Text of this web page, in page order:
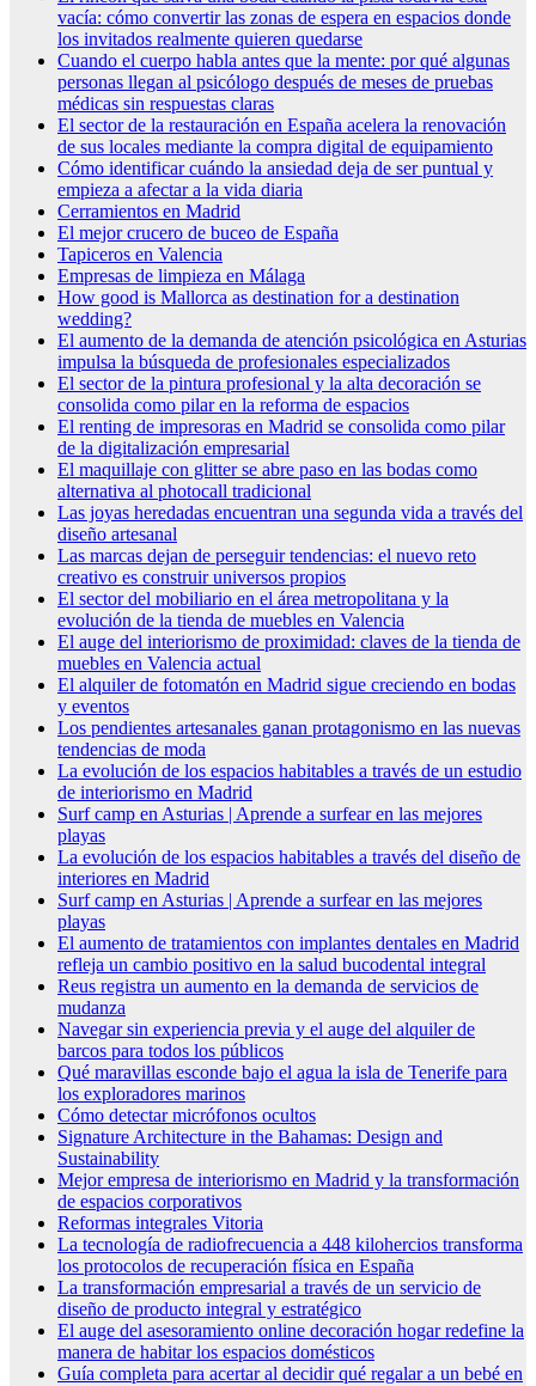
vacía: cómo convertir las zonas de espera en espacios donde
los invitados realmente quieren quedarse
Cuando el cuerpo habla antes que la mente: por qué algunas
personas llegan al psicólogo después de meses de pruebas
médicas sin respuestas claras
El sector de la restauración en España acelera la renovación
de sus locales mediante la compra digital de equipamiento
Cómo identificar cuándo la ansiedad deja de ser puntual y
empieza a afectar a la vida diaria
Cerramientos en Madrid
El mejor crucero de buceo de España
Tapiceros en Valencia
Empresas de limpieza en Málaga
How good is Mallorca as destination for a destination
wedding?
El aumento de la demanda de atención psicológica en Asturias
impulsa la búsqueda de profesionales especializados
El sector de la pintura profesional y la alta decoración se
consolida como pilar en la reforma de espacios
El renting de impresoras en Madrid se consolida como pilar
de la digitalización empresarial
El maquillaje con glitter se abre paso en las bodas como
alternativa al photocall tradicional
Las joyas heredadas encuentran una segunda vida a través del
diseño artesanal
Las marcas dejan de perseguir tendencias: el nuevo reto
creativo es construir universos propios
El sector del mobiliario en el área metropolitana y la
evolución de la tienda de muebles en Valencia
El auge del interiorismo de proximidad: claves de la tienda de
muebles en Valencia actual
El alquiler de fotomatón en Madrid sigue creciendo en bodas
y eventos
Los pendientes artesanales ganan protagonismo en las nuevas
tendencias de moda
La evolución de los espacios habitables a través de un estudio
de interiorismo en Madrid
Surf camp en Asturias | Aprende a surfear en las mejores
playas
La evolución de los espacios habitables a través del diseño de
interiores en Madrid
Surf camp en Asturias | Aprende a surfear en las mejores
playas
El aumento de tratamientos con implantes dentales en Madrid
refleja un cambio positivo en la salud bucodental integral
Reus registra un aumento en la demanda de servicios de
mudanza
Navegar sin experiencia previa y el auge del alquiler de
barcos para todos los públicos
Qué maravillas esconde bajo el agua la isla de Tenerife para
los exploradores marinos
Cómo detectar micrófonos ocultos
Signature Architecture in the Bahamas: Design and
Sustainability
Mejor empresa de interiorismo en Madrid y la transformación
de espacios corporativos
Reformas integrales Vitoria
La tecnología de radiofrecuencia a 448 kilohercios transforma
los protocolos de recuperación física en España
La transformación empresarial a través de un servicio de
diseño de producto integral y estratégico
El auge del asesoramiento online decoración hogar redefine la
manera de habitar los espacios domésticos
Guía completa para acertar al decidir qué regalar a un bebé en